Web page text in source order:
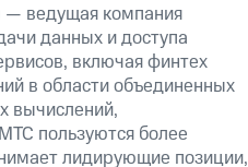
ведущая компания
данных и доступа
включая финтех
в области объединенных
вычислений,
пользуются более
лидирующие позиции,